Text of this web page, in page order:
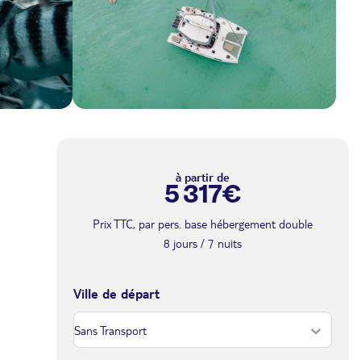
à partir de
5 317€
Prix TTC, par pers. base hébergement double
8 jours / 7 nuits
Ville de départ